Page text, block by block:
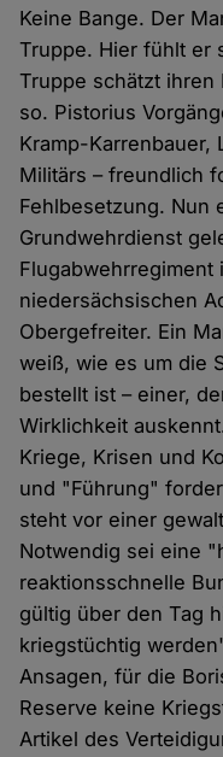
Keine Bange. Der
Truppe. Hier fühlt er
Truppe schätzt ihren
so. Pistorius
Kramp-Karrenbauer,
Militärs – freundlich
Fehlbesetzung. Nun
Grundwehrdienst
niedersächsischen
Obergefreiter. Ein
weiß, wie es um die
bestellt ist – einer,
Wirklichkeit
Kriege, Krisen und
und "Führung"
steht vor einer
Notwendig sei eine
reaktionsschnelle
gültig über den Tag
kriegstüchtig
Ansagen, für die
Reserve keine
Artikel des